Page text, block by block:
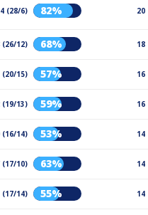
(28/6) 82% 20
(26/12) 68% 18
(20/15) 57% 16
(19/13) 59% 16
(16/14) 53% 14
(17/10) 63% 14
(17/14) 55% 14